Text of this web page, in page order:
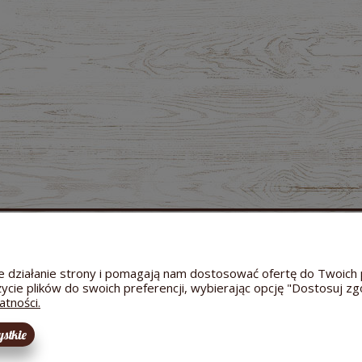
Przechowalnia
Reklamacja towaru
Bezpieczeństwo dostawy
działanie strony i pomagają nam dostosować ofertę do
plików do swoich preferencji, wybierając opcję "Dostosuj